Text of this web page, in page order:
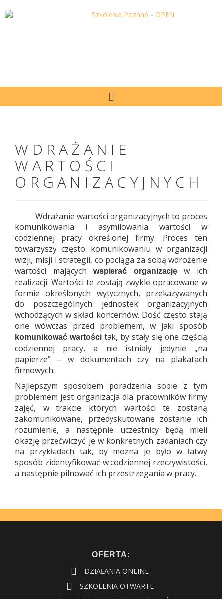
WDRAŻANIE
WARTOŚCI
ORGANIZACYJNYCH
Wdrażanie wartości organizacyjnych to proces
komunikowania i asymilowania wartości w
codziennej pracy określonej firmy. Proces ten
towarzyszy często komunikowaniu w organizacji
wizji, misji i strategii, co pociąga za sobą wdrożenie
wartości mającychwspierać organizacjęw ich
realizacji. Wartości te zostają zwykle opracowane w
formie określonych wytycznych, przekazywanych
do poszczególnych jednostek organizacyjnych
wchodzących w skład koncernów. Dość często stają
one wówczas przed problemem, w jaki sposób
komunikować wartości tak, by stały się one częścią
codziennej pracy, a nie istniały jedynie „na
papierze” – w dokumentach czy na plakatach
firmowych.
Najlepszym sposobem poradzenia sobie z tym
problemem jest organizacja dla pracowników firmy
zajęć, w trakcie których wartości te zostaną
zakomunikowane, przedyskutowane zostanie ich
rozumienie, a następnie uczestnicy będą mieli
okazję przećwiczyć je w konkretnych zadaniach czy
na przykładach tak, by można je było w łatwy
sposób zidentyfikować w codziennej rzeczywistości,
a następnie pilnować ich przestrzegania w pracy.
OFERTA:
DZIAŁANIA ONLINE
SZKOLENIA OTWARTE